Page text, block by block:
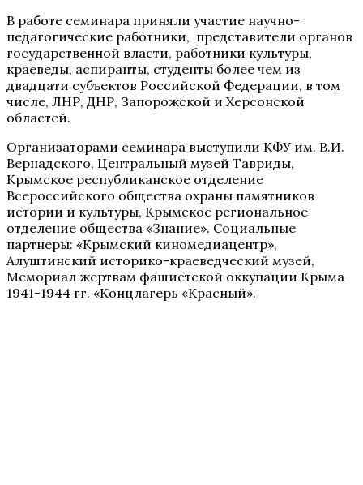
В работе семинара приняли участие научно-
педагогические работники, представители органов
государственной власти, работники культуры,
краеведы, аспиранты, студенты более чем из
двадцати субъектов Российской Федерации, в том
числе, ЛНР, ДНР, Запорожской и Херсонской
областей.
Организаторами семинара выступили КФУ им. В.И.
Вернадского, Центральный музей Тавриды,
Крымское республиканское отделение
Всероссийского общества охраны памятников
истории и культуры, Крымское региональное
отделение общества «Знание». Социальные
партнеры: «Крымский киномедиацентр»,
Алуштинский историко-краеведческий музей,
Мемориал жертвам фашистской оккупации Крыма
1941-1944 гг. «Концлагерь «Красный».